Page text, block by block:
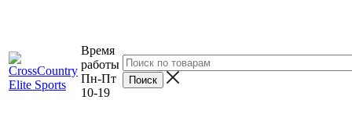
Время
работы
Пн-Пт
10-19